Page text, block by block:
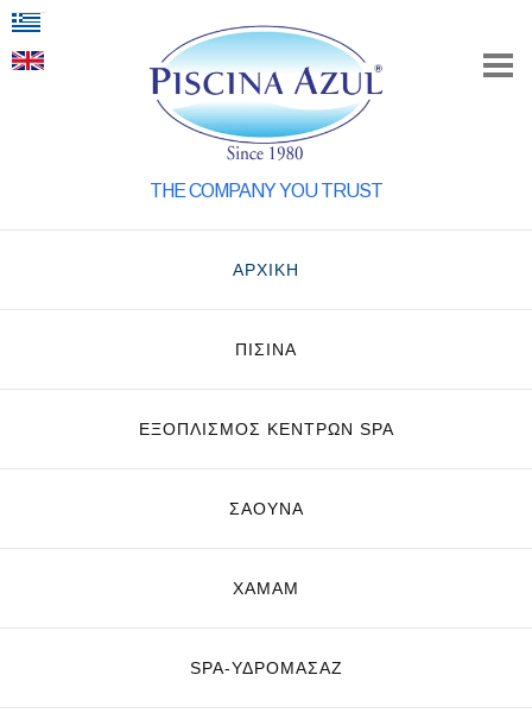
THE COMPANY YOU TRUST
ΑΡΧΙΚΗ
ΠΙΣΙΝΑ
ΕΞΟΠΛΙΣΜΌΣ ΚΈΝΤΡΩΝ SPA
ΣΑΟΥΝΑ
ΧΑΜΑΜ
SPA-ΥΔΡΟΜΑΣΆΖ